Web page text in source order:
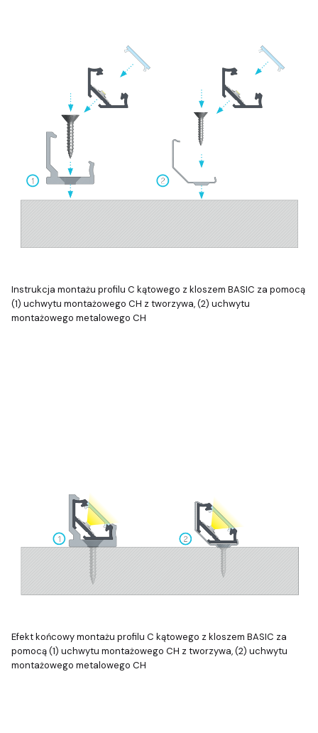
Instrukcja montażu profilu C kątowego z kloszem BASIC za pomocą
(1) uchwytu montażowego CH z tworzywa, (2) uchwytu
montażowego metalowego CH
Efekt końcowy montażu profilu C kątowego z kloszem BASIC za
pomocą (1) uchwytu montażowego CH z tworzywa, (2) uchwytu
montażowego metalowego CH